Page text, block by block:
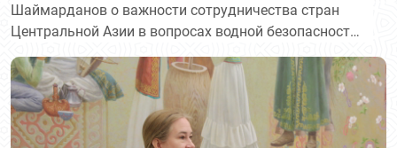
Шаймарданов о важности сотрудничества стран
Центральной Азии в вопросах водной безопасности